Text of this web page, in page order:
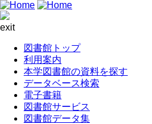
exit
図書館トップ
利用案内
本学図書館の資料を探す
データベース検索
電子書籍
図書館サービス
図書館データ集